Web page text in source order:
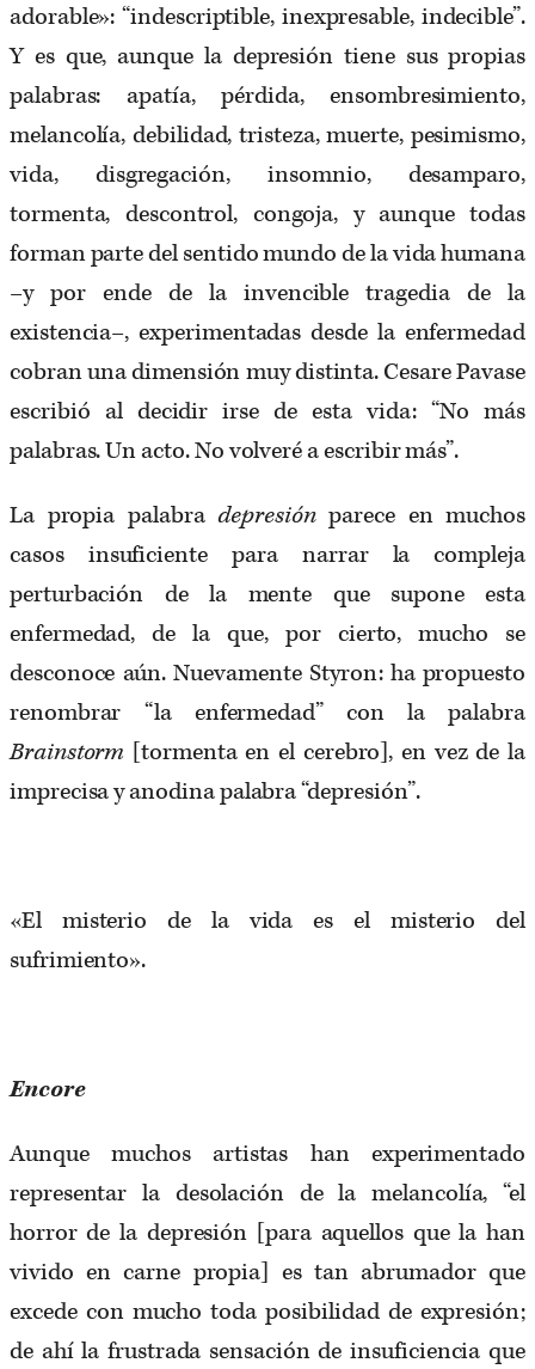
adorable»: “indescriptible, inexpresable, indecible”.
Y es que, aunque la depresión tiene sus propias
palabras: apatía, pérdida, ensombresimiento,
melancolía, debilidad, tristeza, muerte, pesimismo,
vida, disgregación, insomnio, desamparo,
tormenta, descontrol, congoja, y aunque todas
forman parte del sentido mundo de la vida humana
–y por ende de la invencible tragedia de la
existencia–, experimentadas desde la enfermedad
cobran una dimensión muy distinta. Cesare Pavase
escribió al decidir irse de esta vida: “No más
palabras. Un acto. No volveré a escribir más”.
La propia palabradepresiónparece en muchos
casos insuficiente para narrar la compleja
perturbación de la mente que supone esta
enfermedad, de la que, por cierto, mucho se
desconoce aún. Nuevamente Styron: ha propuesto
renombrar “la enfermedad” con la palabra
Brainstorm [tormenta en el cerebro], en vez de la
imprecisa y anodina palabra “depresión”.
«El misterio de la vida es el misterio del
sufrimiento».
Encore
Aunque muchos artistas han experimentado
representar la desolación de la melancolía, “el
horror de la depresión [para aquellos que la han
vivido en carne propia] es tan abrumador que
excede con mucho toda posibilidad de expresión;
de ahí la frustrada sensación de insuficiencia que